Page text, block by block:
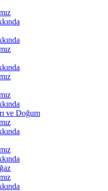
ve Doğum